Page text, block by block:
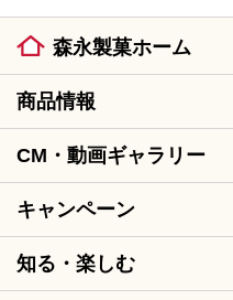
森永製菓ホーム
商品情報
CM・動画ギャラリー
キャンペーン
知る・楽しむ